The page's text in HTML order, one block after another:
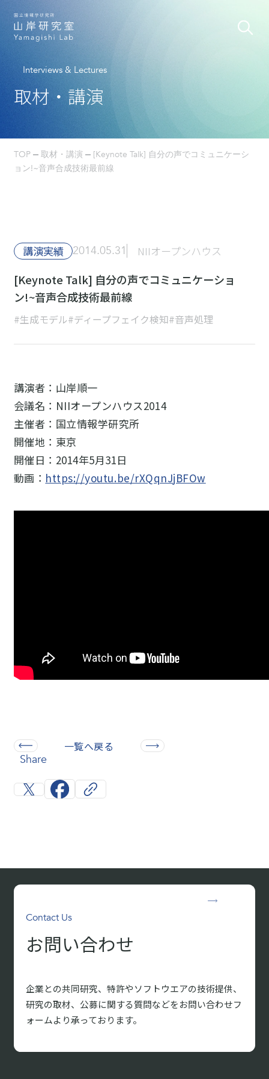
Interviews & Lectures
取材・講演
TOP 取材・講演
[Keynote Talk] 自分の声でコミュニケーシ
ョン!~音声合成技術最前線
Share
講演実績 2014.05.31 NIIオープンハウス
[Keynote Talk] 自分の声でコミュニケーショ
ン!~音声合成技術最前線
#生成モデル#ディープフェイク検知#音声処理
講演者：山岸順一
会議名：NIIオープンハウス2014
主催者：国立情報学研究所
開催地：東京
開催日：2014年5月31日
動画： https://youtu.be/rXQqnJjBFOw
一覧へ戻る
Contact Us
お問い合わせ
企業との共同研究、特許やソフトウエアの技術提供、
研究の取材、 公募に関する質問などをお問い合わせフ
ォームより承っております。